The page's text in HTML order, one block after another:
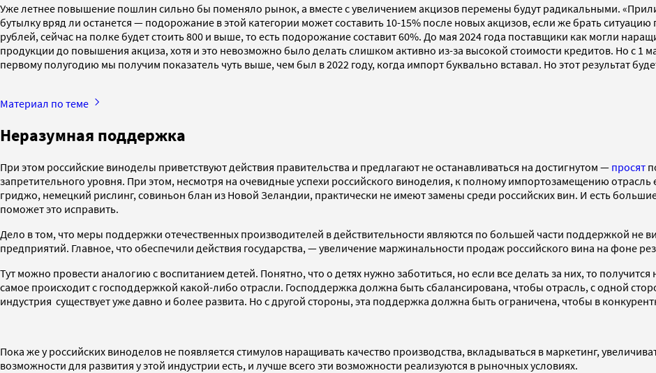
Уже летнее повышение пошлин сильно бы поменяло рынок, а вместе с увеличением акцизов перемены будут радикальными.
бутылку вряд ли останется — подорожание в этой категории может составить 10-15% после новых акцизов, если же брать ситуацию
рублей, сейчас на полке будет стоить 800 и выше, то есть подорожание составит 60%. До мая 2024 года поставщики как могли
продукции до повышения акциза, хотя и это невозможно было делать слишком активно из-за высокой стоимости кредитов. Но с 1
первому полугодию мы получим показатель чуть выше, чем был в 2022 году, когда импорт буквально вставал. Но этот результат
Материал по теме
Неразумная поддержка
При этом российские виноделы приветствуют действия правительства и предлагают не останавливаться на достигнутом — просят
запретительного уровня. При этом, несмотря на очевидные успехи российского виноделия, к полному импортозамещению отрасль
гриджо, немецкий рислинг, совиньон блан из Новой Зеландии, практически не имеют замены среди российских вин. И есть
поможет это исправить.
Дело в том, что меры поддержки отечественных производителей в действительности являются по большей части поддержкой не
предприятий. Главное, что обеспечили действия государства, — увеличение маржинальности продаж российского вина на фоне
Тут можно провести аналогию с воспитанием детей. Понятно, что о детях нужно заботиться, но если все делать за них, то
самое происходит с господдержкой какой-либо отрасли. Господдержка должна быть сбалансирована, чтобы отрасль, с одной
индустрия существует уже давно и более развита. Но с другой стороны, эта поддержка должна быть ограничена, чтобы в
Пока же у российских виноделов не появляется стимулов наращивать качество производства, вкладываться в маркетинг,
возможности для развития у этой индустрии есть, и лучше всего эти возможности реализуются в рыночных условиях.